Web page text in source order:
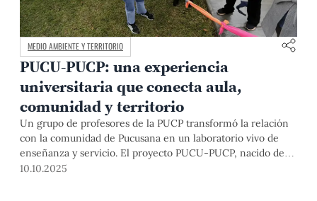
MEDIO AMBIENTE Y TERRITORIO
PUCU-PUCP: una experiencia
universitaria que conecta aula,
comunidad y territorio
Un grupo de profesores de la PUCP transformó la relación
con la comunidad de Pucusana en un laboratorio vivo de
enseñanza y servicio. El proyecto PUCU-PUCP, nacido de
una investigación sobre gestión y diversidad cultural,
10.10.2025